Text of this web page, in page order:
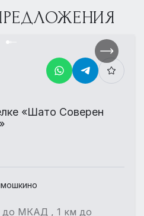
«Шато Соверен
до МКАД , 1 км до